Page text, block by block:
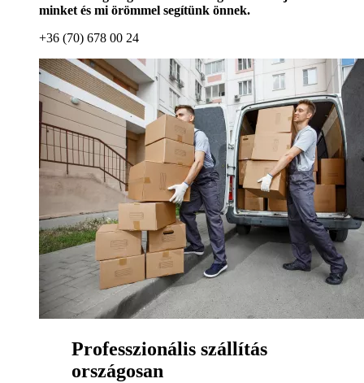
minket és mi örömmel segítünk önnek.
+36 (70) 678 00 24
Professzionális szállítás
országosan